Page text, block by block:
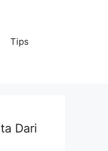
Tips
Dari